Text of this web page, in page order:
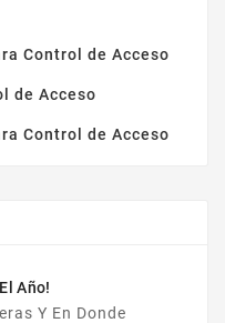
Control de Acceso
de Acceso
Control de Acceso
Año!
Y En Donde